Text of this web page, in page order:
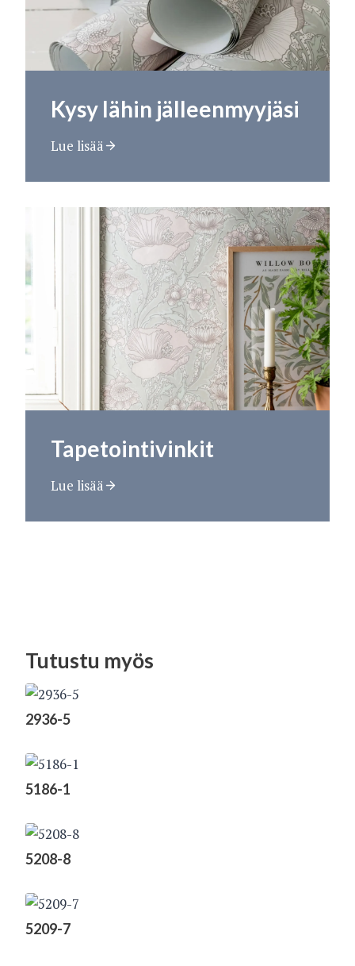
Kysy lähin jälleenmyyjäsi
Lue lisää
Tapetointivinkit
Lue lisää
Tutustu myös
2936-5
5186-1
5208-8
5209-7